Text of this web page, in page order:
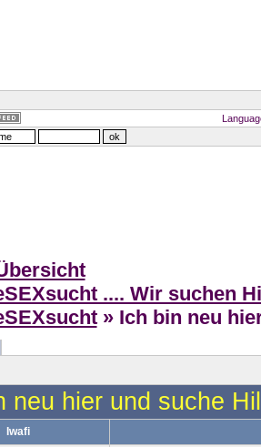
.... Wir suchen
» Ich bin neu
neu hier und suche
Iwafi